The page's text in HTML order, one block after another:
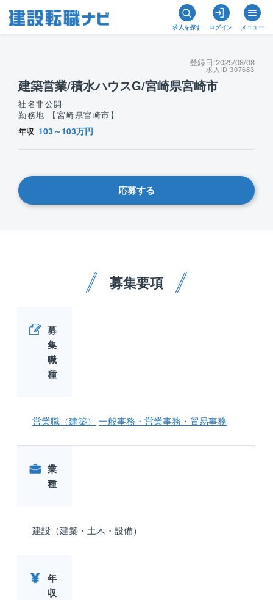
求人を探す ログイン メニュー
登録日:2025/08/08
求人ID:307683
建築営業/積水ハウスG/宮崎県宮崎市
社名非公開
勤務地 【宮崎県宮崎市】
年収 103～103万円
応募する
募集要項
募
集
職
種
営業職（建築） 一般事務・営業事務・貿易事務
業
種
建設（建築・土木・設備）
年
収